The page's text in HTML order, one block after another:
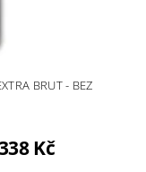
BRUT - BEZ
Kč